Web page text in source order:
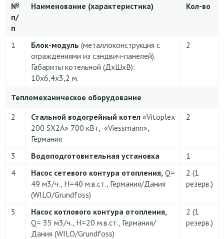
№
п/
п
Наименование (характеристика) Кол-во
1 Блок-модуль (металлоконструкция с
ограждениями из сэндвич-панелей).
Габариты котельной (ДхШхВ):
10х6,4х3,2 м.
2
Тепломеханическое оборудование
2
Стальной водогрейный котел «Vitoplex
200 SX2A» 700 кВт, «Viessmann»,
Германия
2
3 Водоподготовительная установка
1
4
Насос сетевого контура отопления, Q=
49 м3/ч., H=40 м.в.ст., Германия/Дания
(WILO/Grundfoss)
2 (1
резерв.)
5
Насос котлового контура отопления,
Q= 35 м3/ч., H=20 м.в.ст., Германия/
Дания (WILO/Grundfoss)
2 (1
резерв.)